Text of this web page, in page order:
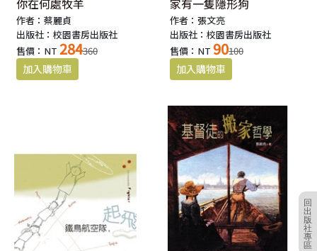
回
出
版
社
專
區
你在何處牧羊
作者：蔡麗貞
出版社：校園書房出版社
售價：NT 284360
家有一隻隱形狗
作者：張文亮
出版社：校園書房出版社
售價：NT 90100